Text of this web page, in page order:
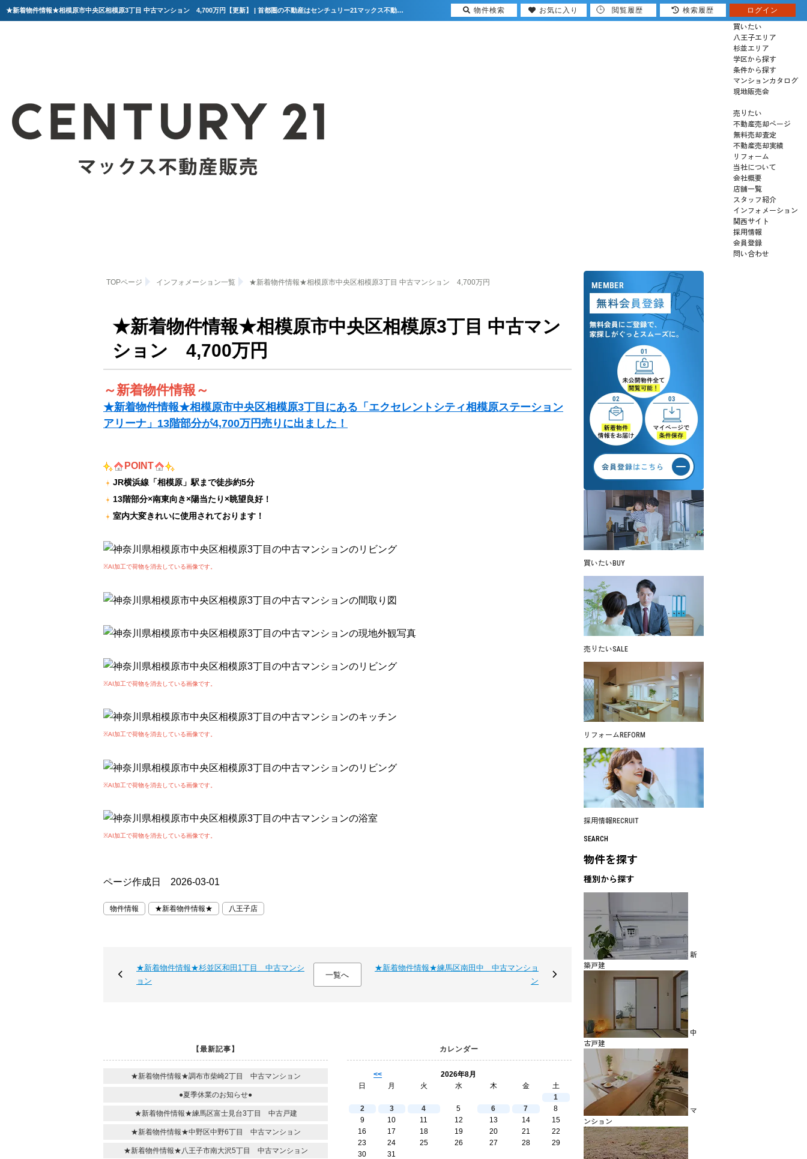
★新着物件情報★相模原市中央区相模原3丁目 中古マンション 4,700万円【更新】 | 首都圏の不動産はセンチュリー21マックス不動産販売 東京八王子店・東京荻窪店
買いたい
八王子エリア
杉並エリア
学区から探す
条件から探す
マンションカタログ
現地販売会
売りたい
不動産売却ページ
無料売却査定
不動産売却実績
リフォーム
当社について
会社概要
店舗一覧
スタッフ紹介
インフォメーション
関西サイト
採用情報
会員登録
問い合わせ
TOPページ インフォメーション一覧 ★新着物件情報★相模原市中央区相模原3丁目 中古マンション 4,700万円
★新着物件情報★相模原市中央区相模原3丁目 中古マン
ション 4,700万円
～新着物件情報～
★新着物件情報★相模原市中央区相模原3丁目にある「エクセレントシティ相模原ステーション
アリーナ」13階部分が4,700万円売りに出ました！
POINT
JR横浜線「相模原」駅まで徒歩約5分
13階部分×南東向き×陽当たり×眺望良好！
室内大変きれいに使用されております！
※AI加工で荷物を消去している画像です。
※AI加工で荷物を消去している画像です。
※AI加工で荷物を消去している画像です。
※AI加工で荷物を消去している画像です。
※AI加工で荷物を消去している画像です。
ページ作成日 2026-03-01
物件情報 ★新着物件情報★ 八王子店
★新着物件情報★杉並区和田1丁目 中古マンシ
ョン
一覧へ
★新着物件情報★練馬区南田中 中古マンショ
ン
【最新記事】
★新着物件情報★調布市柴崎2丁目 中古マンション
●夏季休業のお知らせ●
★新着物件情報★練馬区富士見台3丁目 中古戸建
★新着物件情報★中野区中野6丁目 中古マンション
★新着物件情報★八王子市南大沢5丁目 中古マンション
カレンダー
<<
2026年8月
日
月 火 水 木 金
土
1
2
3 4 5 6 7
8
9
10 11 12 13 14
15
16
17 18 19 20 21
22
23
24 25 26 27 28
29
30
31
買いたい BUY
売りたいSALE
リフォーム REFORM
採用情報 RECRUIT
SEARCH
物件を探す
種別から探す
新
築戸建
中
古戸建
マ
ンション
物件検索 お気に入り 閲覧履歴 検索履歴 ログイン